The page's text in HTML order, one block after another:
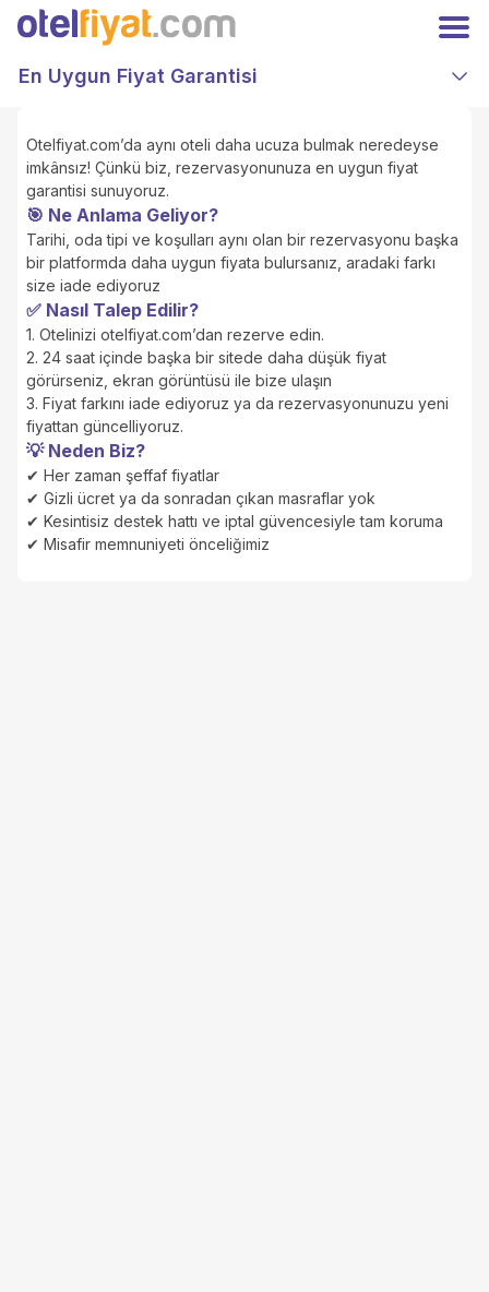
Hoşgeldiniz
Giriş
TRYTürk Lirası
Anasayfa
Oteller
Kampanyalar
Hakkımızda
İletişim
Otelinizi Ekleyin
Extranet Girişi
Facebook
Instagram
En Uygun Fiyat Garantisi
Otelfiyat.com’da aynı oteli daha ucuza bulmak neredeyse
imkânsız! Çünkü biz, rezervasyonunuza en uygun fiyat
garantisi sunuyoruz.
🎯 Ne Anlama Geliyor?
Tarihi, oda tipi ve koşulları aynı olan bir rezervasyonu başka
bir platformda daha uygun fiyata bulursanız, aradaki farkı
size iade ediyoruz
✅ Nasıl Talep Edilir?
1. Otelinizi otelfiyat.com’dan rezerve edin.
2. 24 saat içinde başka bir sitede daha düşük fiyat
görürseniz, ekran görüntüsü ile bize ulaşın
3. Fiyat farkını iade ediyoruz ya da rezervasyonunuzu yeni
fiyattan güncelliyoruz.
💡 Neden Biz?
✔ Her zaman şeffaf fiyatlar
✔ Gizli ücret ya da sonradan çıkan masraflar yok
✔ Kesintisiz destek hattı ve iptal güvencesiyle tam koruma
✔ Misafir memnuniyeti önceliğimiz